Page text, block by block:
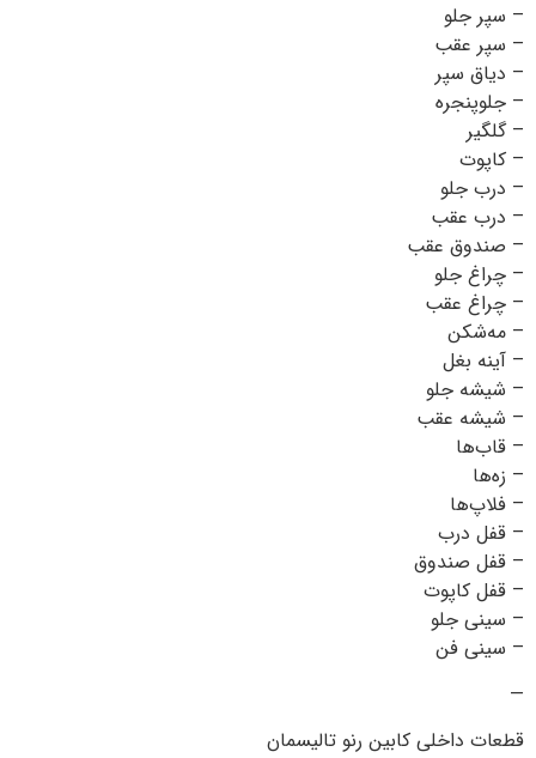
– سپر جلو
– سپر عقب
– دیاق سپر
– جلوپنجره
– گلگیر
– کاپوت
– درب جلو
– درب عقب
– صندوق عقب
– چراغ جلو
– چراغ عقب
– مه‌شکن
– آینه بغل
– شیشه جلو
– شیشه عقب
– قاب‌ها
– زه‌ها
– فلاپ‌ها
– قفل درب
– قفل صندوق
– قفل کاپوت
– سینی جلو
– سینی فن
—
قطعات داخلی کابین رنو تالیسمان